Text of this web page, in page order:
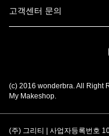
고객센터 문의
(c) 2016 wonderbra. All Right
My Makeshop.
(주) 그리티 | 사업자등록번호